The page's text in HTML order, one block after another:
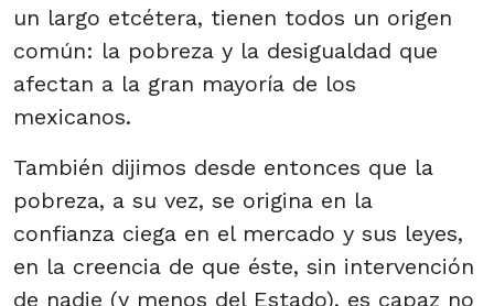
un largo etcétera, tienen todos un origen
común: la pobreza y la desigualdad que
afectan a la gran mayoría de los
mexicanos.
También dijimos desde entonces que la
pobreza, a su vez, se origina en la
confianza ciega en el mercado y sus leyes,
en la creencia de que éste, sin intervención
de nadie (y menos del Estado), es capaz no